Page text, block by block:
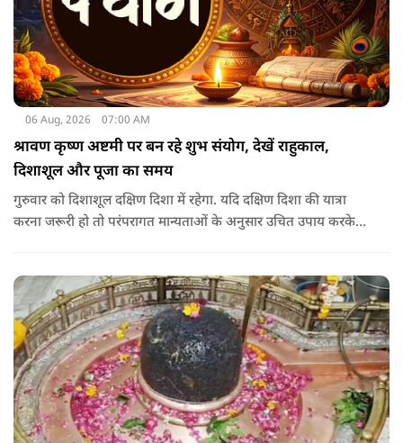
06 Aug, 2026 07:00 AM
श्रावण कृष्ण अष्टमी पर बन रहे शुभ संयोग, देखें राहुकाल,
दिशाशूल और पूजा का समय
गुरुवार को दिशाशूल दक्षिण दिशा में रहेगा. यदि दक्षिण दिशा की यात्रा
करना जरूरी हो तो परंपरागत मान्यताओं के अनुसार उचित उपाय करके